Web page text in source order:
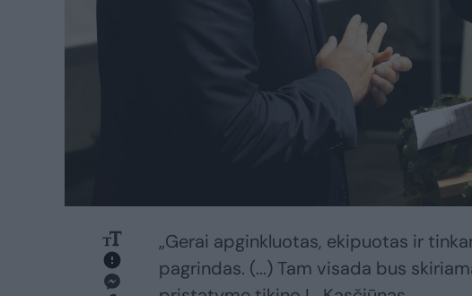
„Gerai apginkluotas, ekipuotas ir
pagrindas. (...) Tam visada bus